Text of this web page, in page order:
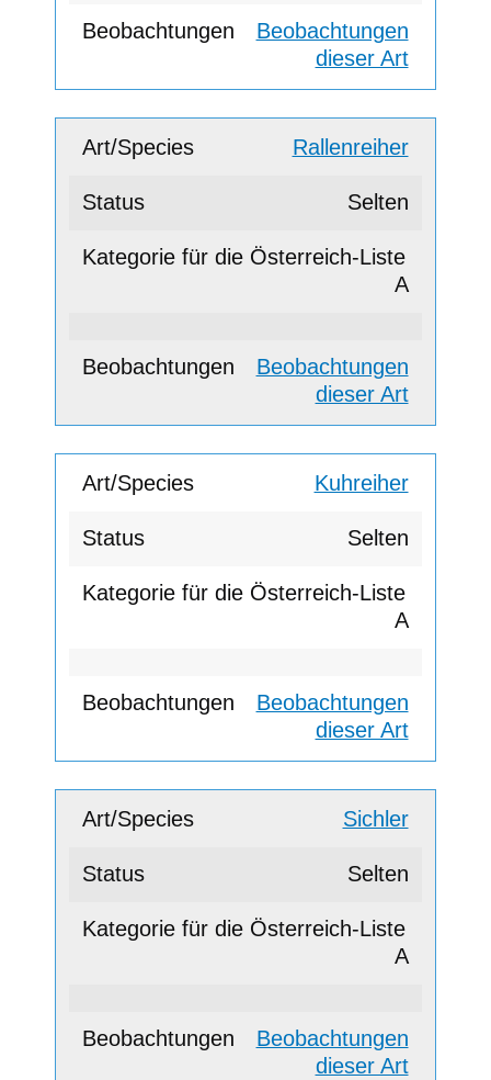
Beobachtungen
dieser Art
Rallenreiher
Selten
A
Beobachtungen
dieser Art
Kuhreiher
Selten
A
Beobachtungen
dieser Art
Sichler
Selten
A
Beobachtungen
dieser Art